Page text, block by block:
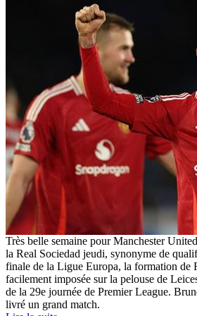
Très belle semaine pour Manchester
la Real Sociedad jeudi, synonyme de
finale de la Ligue Europa, la formation de
facilement imposée sur la pelouse de
de la 29e journée de Premier League.
livré un grand match.